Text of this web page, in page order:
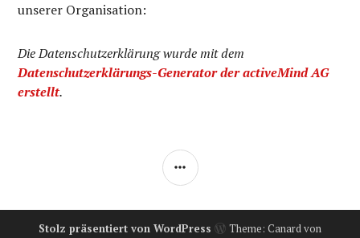
unserer Organisation:
Die Datenschutzerklärung wurde mit dem
Datenschutzerklärungs-Generator der activeMind AG
erstellt.
SEITENLEISTE
Stolz präsentiert von WordPress
Theme: Canard von